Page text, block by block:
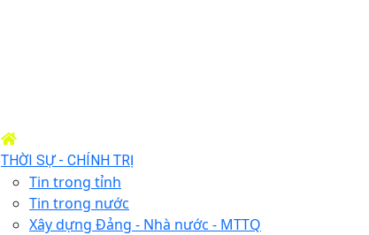
THỜI SỰ - CHÍNH TRỊ
Tin trong tỉnh
Tin trong nước
Xây dựng Đảng - Nhà nước - MTTQ